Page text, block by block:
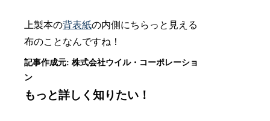
上製本の背表紙の内側にちらっと見える
布のことなんですね！
もっと詳しく知りたい！